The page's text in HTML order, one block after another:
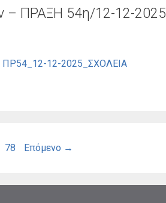
– ΠΡΑΞΗ 54η/12-12-2025
12-2025_ΣΧΟΛΕΙΑ
Σελίδα
78 Επόμενο →